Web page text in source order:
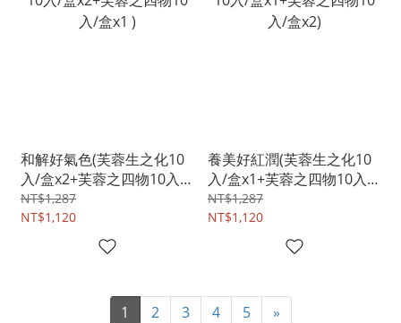
和解好氣色(芙蓉生之化10
入/盒x2+芙蓉之四物10入/
盒x1 )
NT$1,287
NT$1,120
養美好紅潤(芙蓉生之化10
入/盒x1+芙蓉之四物10入/
盒x2)
NT$1,287
NT$1,120
1 2 3 4 5 »